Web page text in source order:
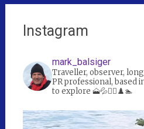
Instagram
mark_balsiger
Traveller, observer,
PR professional, based
to explore 🗻💦🚴‍♀️♟️🏊